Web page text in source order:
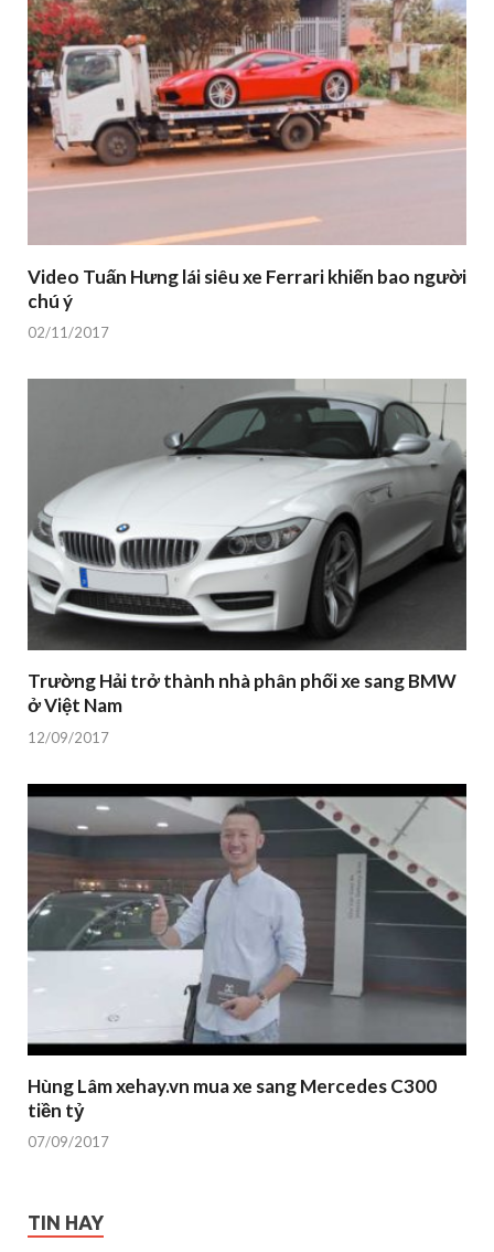
Video Tuấn Hưng lái siêu xe Ferrari khiến bao người
chú ý
02/11/2017
Trường Hải trở thành nhà phân phối xe sang BMW
ở Việt Nam
12/09/2017
Hùng Lâm xehay.vn mua xe sang Mercedes C300
tiền tỷ
07/09/2017
TIN HAY